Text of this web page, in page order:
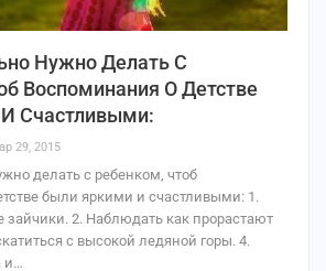
Нужно Делать С
Воспоминания О Детстве
Счастливыми:
29, 2015
делать с ребенком, чтоб
были яркими и счастливыми: 1.
зайчики. 2. Наблюдать как прорастают
с высокой ледяной горы. 4.
и…